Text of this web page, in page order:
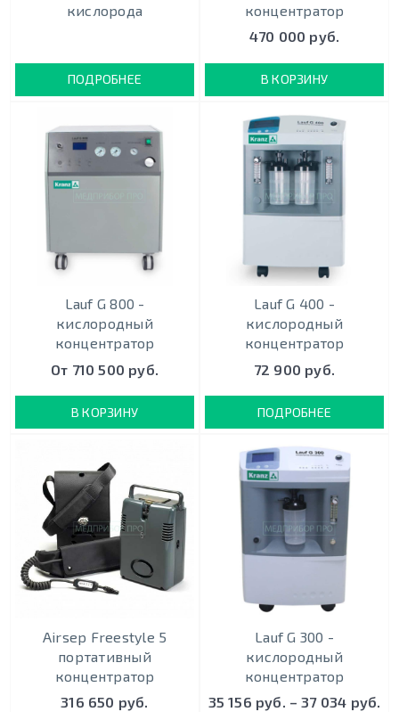
кислорода
ПОДРОБНЕЕ
концентратор
470 000 руб.
В КОРЗИНУ
Lauf G 800 -
кислородный
концентратор
От 710 500 руб.
В КОРЗИНУ
Lauf G 400 -
кислородный
концентратор
72 900 руб.
ПОДРОБНЕЕ
Airsep Freestyle 5
портативный
концентратор
316 650 руб.
Lauf G 300 -
кислородный
концентратор
35 156 руб. – 37 034 руб.